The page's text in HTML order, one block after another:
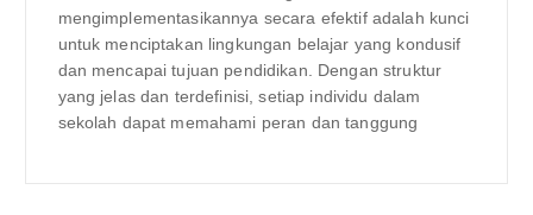
mengimplementasikannya secara efektif adalah kunci
untuk menciptakan lingkungan belajar yang kondusif
dan mencapai tujuan pendidikan. Dengan struktur
yang jelas dan terdefinisi, setiap individu dalam
sekolah dapat memahami peran dan tanggung